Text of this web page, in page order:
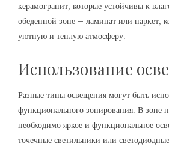
керамогранит, которые устойчивы к
обеденной зоне – ламинат или паркет,
уютную и теплую атмосферу.
Использование
Разные типы освещения могут быть
функционального зонирования. В зоне
необходимо яркое и функциональное
точечные светильники или